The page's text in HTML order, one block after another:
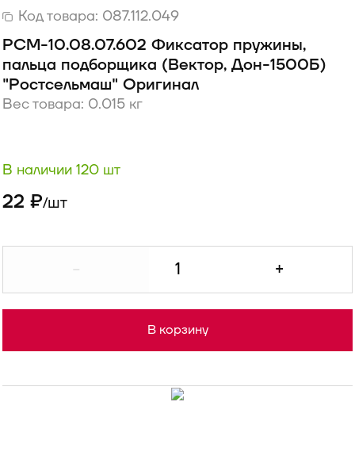
Код товара: 087.112.049
РСМ-10.08.07.602 Фиксатор пружины,
пальца подборщика (Вектор, Дон-1500Б)
"Ростсельмаш" Оригинал
Вес товара: 0.015 кг
В наличии 120 шт
22 ₽/шт
+
В корзину